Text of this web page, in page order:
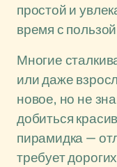
простой и
время с
Многие
или даже
новое, но не
добиться
пирамидка —
требует